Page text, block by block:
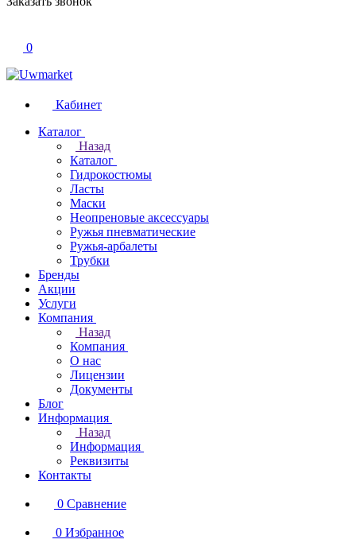
0
Кабинет
Каталог
Назад
Каталог
Гидрокостюмы
Ласты
Маски
Неопреновые аксессуары
Ружья пневматические
Ружья-арбалеты
Трубки
Бренды
Акции
Услуги
Компания
Назад
Компания
О нас
Лицензии
Документы
Блог
Информация
Назад
Информация
Реквизиты
Контакты
0 Сравнение
0 Избранное